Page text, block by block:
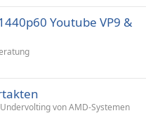
Youtube VP9 &
von AMD-Systemen